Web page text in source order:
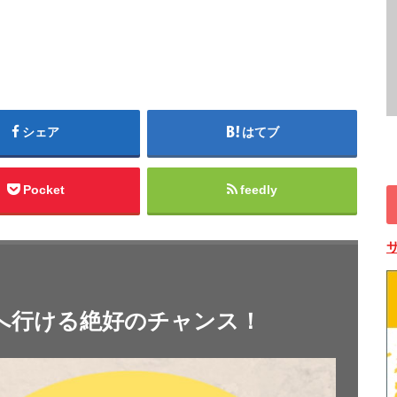
シェア はてブ
Pocket feedly
行ける絶好のチャンス！